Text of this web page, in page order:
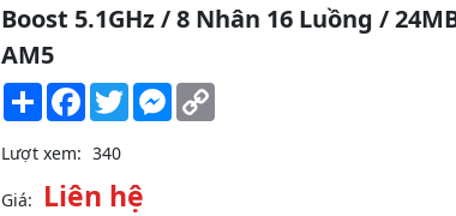
Boost 5.1GHz / 8 Nhân 16 Luồng /
AM5
Share Facebook
TwitterMessenger
Lượt xem: 340
Giá: Liên hệ